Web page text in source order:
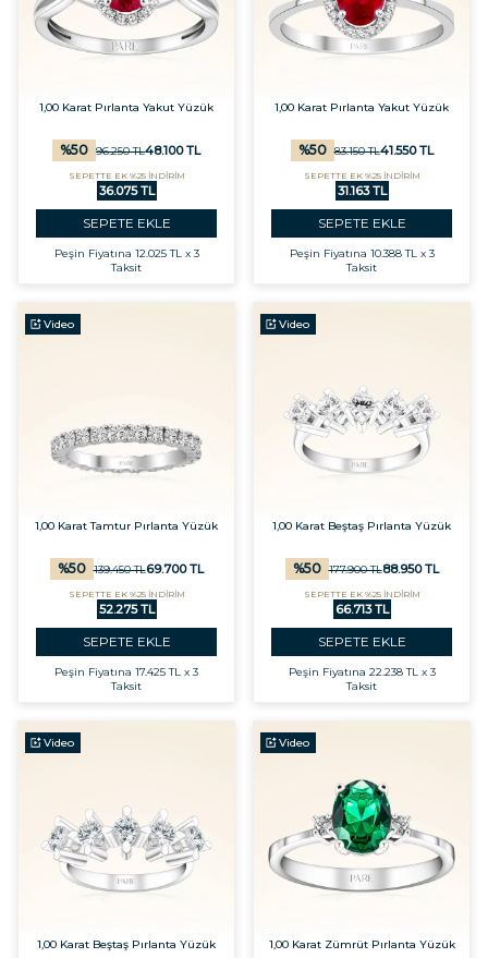
1,00 Karat Pırlanta Yakut Yüzük
%50 96.250TL48.100TL
SEPETTE EK %25 İNDİRİM
36.075 TL
SEPETE EKLE
Peşin Fiyatına 12.025 TL x 3
Taksit
1,00 Karat Pırlanta Yakut Yüzük
%50 83.150TL41.550TL
SEPETTE EK %25 İNDİRİM
31.163 TL
SEPETE EKLE
Peşin Fiyatına 10.388 TL x 3
Taksit
Video
1,00 Karat Tamtur Pırlanta Yüzük
%50 139.450TL69.700TL
SEPETTE EK %25 İNDİRİM
52.275 TL
SEPETE EKLE
Peşin Fiyatına 17.425 TL x 3
Taksit
Video
1,00 Karat Beştaş Pırlanta Yüzük
%50 177.900TL88.950TL
SEPETTE EK %25 İNDİRİM
66.713 TL
SEPETE EKLE
Peşin Fiyatına 22.238 TL x 3
Taksit
Video
1,00 Karat Beştaş Pırlanta Yüzük
Video
1,00 Karat Zümrüt Pırlanta Yüzük